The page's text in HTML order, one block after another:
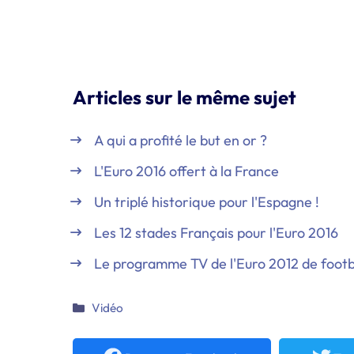
Articles sur le même sujet
A qui a profité le but en or ?
L'Euro 2016 offert à la France
Un triplé historique pour l'Espagne !
Les 12 stades Français pour l'Euro 2016
Le programme TV de l'Euro 2012 de
Catégories
Vidéo